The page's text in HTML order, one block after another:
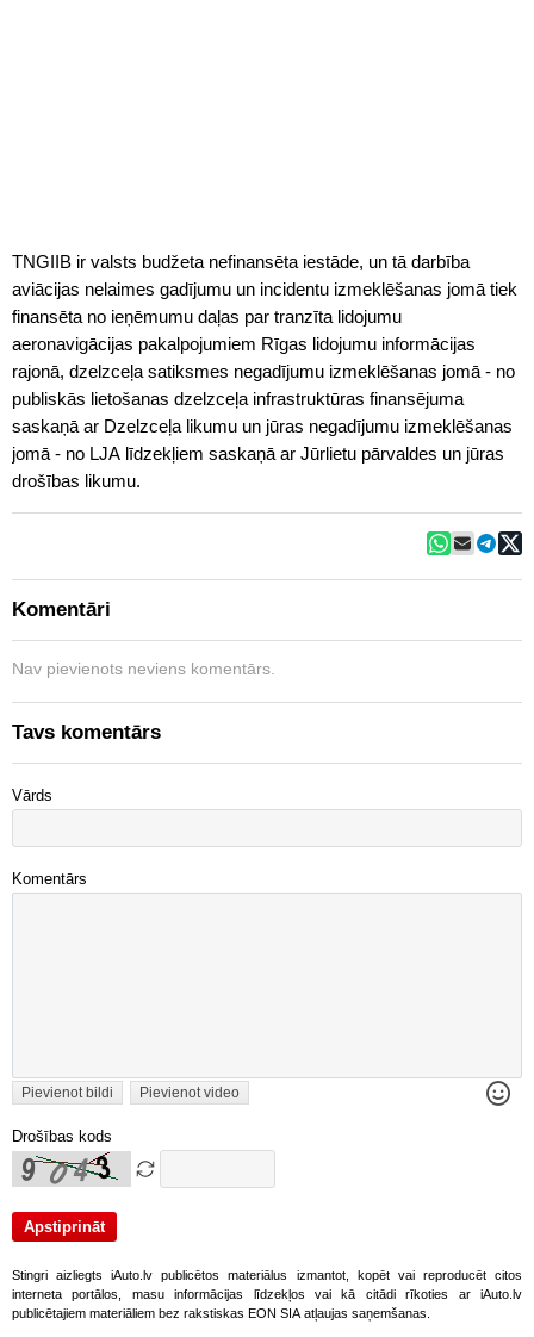
TNGIIB ir valsts budžeta nefinansēta iestāde, un tā darbība
aviācijas nelaimes gadījumu un incidentu izmeklēšanas jomā tiek
finansēta no ieņēmumu daļas par tranzīta lidojumu
aeronavigācijas pakalpojumiem Rīgas lidojumu informācijas
rajonā, dzelzceļa satiksmes negadījumu izmeklēšanas jomā - no
publiskās lietošanas dzelzceļa infrastruktūras finansējuma
saskaņā ar Dzelzceļa likumu un jūras negadījumu izmeklēšanas
jomā - no LJA līdzekļiem saskaņā ar Jūrlietu pārvaldes un jūras
drošības likumu.
Komentāri
Nav pievienots neviens komentārs.
Tavs komentārs
Vārds
Komentārs
Pievienot bildi Pievienot video
Drošības kods
Stingri aizliegts iAuto.lv publicētos materiālus izmantot, kopēt vai reproducēt citos
interneta portālos, masu informācijas līdzekļos vai kā citādi rīkoties ar iAuto.lv
publicētajiem materiāliem bez rakstiskas EON SIA atļaujas saņemšanas.